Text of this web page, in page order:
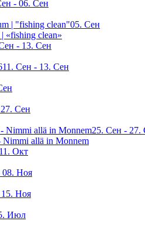
- 06. Сен
05. Сен
«fishing clean»
- 13. Сен
11. Сен - 13. Сен
Сен
25. Сен - 27.
allä in Monnem
Окт
08. Ноя
Ноя
Июл